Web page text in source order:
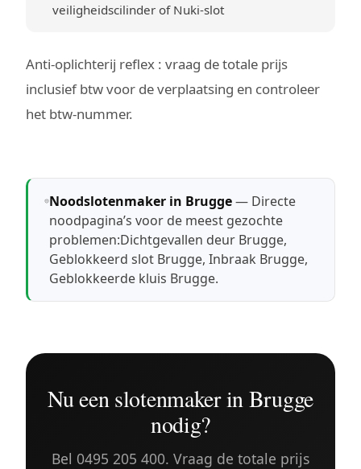
veiligheidscilinder of Nuki-slot
Anti-oplichterij reflex : vraag de totale prijs
inclusief btw voor de verplaatsing en controleer
het btw-nummer.
Noodslotenmaker in Brugge— Directe
noodpagina’s voor de meest gezochte
problemen:Dichtgevallen deur Brugge,
Geblokkeerd slot Brugge, Inbraak Brugge,
Geblokkeerde kluis Brugge.
Nu een slotenmaker in Brugge
nodig?
Bel 0495 205 400. Vraag de totale prijs